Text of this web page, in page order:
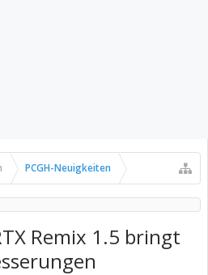
PCGH-Neuigkeiten
Remix 1.5 bringt